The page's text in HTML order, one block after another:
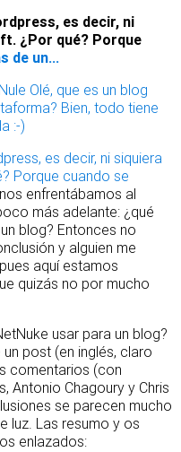
es decir, ni
¿Por qué? Porque
de un...
Olé, que es un blog
Bien, todo tiene
:-)
es decir, ni siquiera
Porque cuando se
enfrentábamos al
más adelante: ¿qué
blog? Entonces no
y alguien me
aquí estamos
quizás no por mucho
usar para un blog?
post (en inglés, claro
comentarios (con
Antonio Chagoury y Chris
se parecen mucho
luz. Las resumo y os
enlazados: